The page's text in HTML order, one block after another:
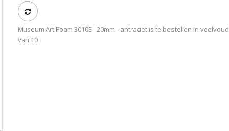
Museum Art Foam 3010E - 20mm - antraciet is te bestellen in veelvoud
van 10